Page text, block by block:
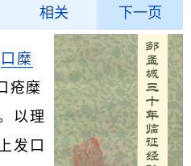
相关 下一页
口糜
疮糜
以理
发口